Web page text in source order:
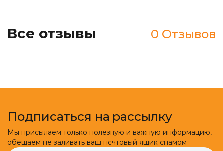
Все отзывы 0 Отзывов
Подписаться на рассылку
Мы присылаем только полезную и важную информацию,
обещаем не заливать ваш почтовый ящик спамом